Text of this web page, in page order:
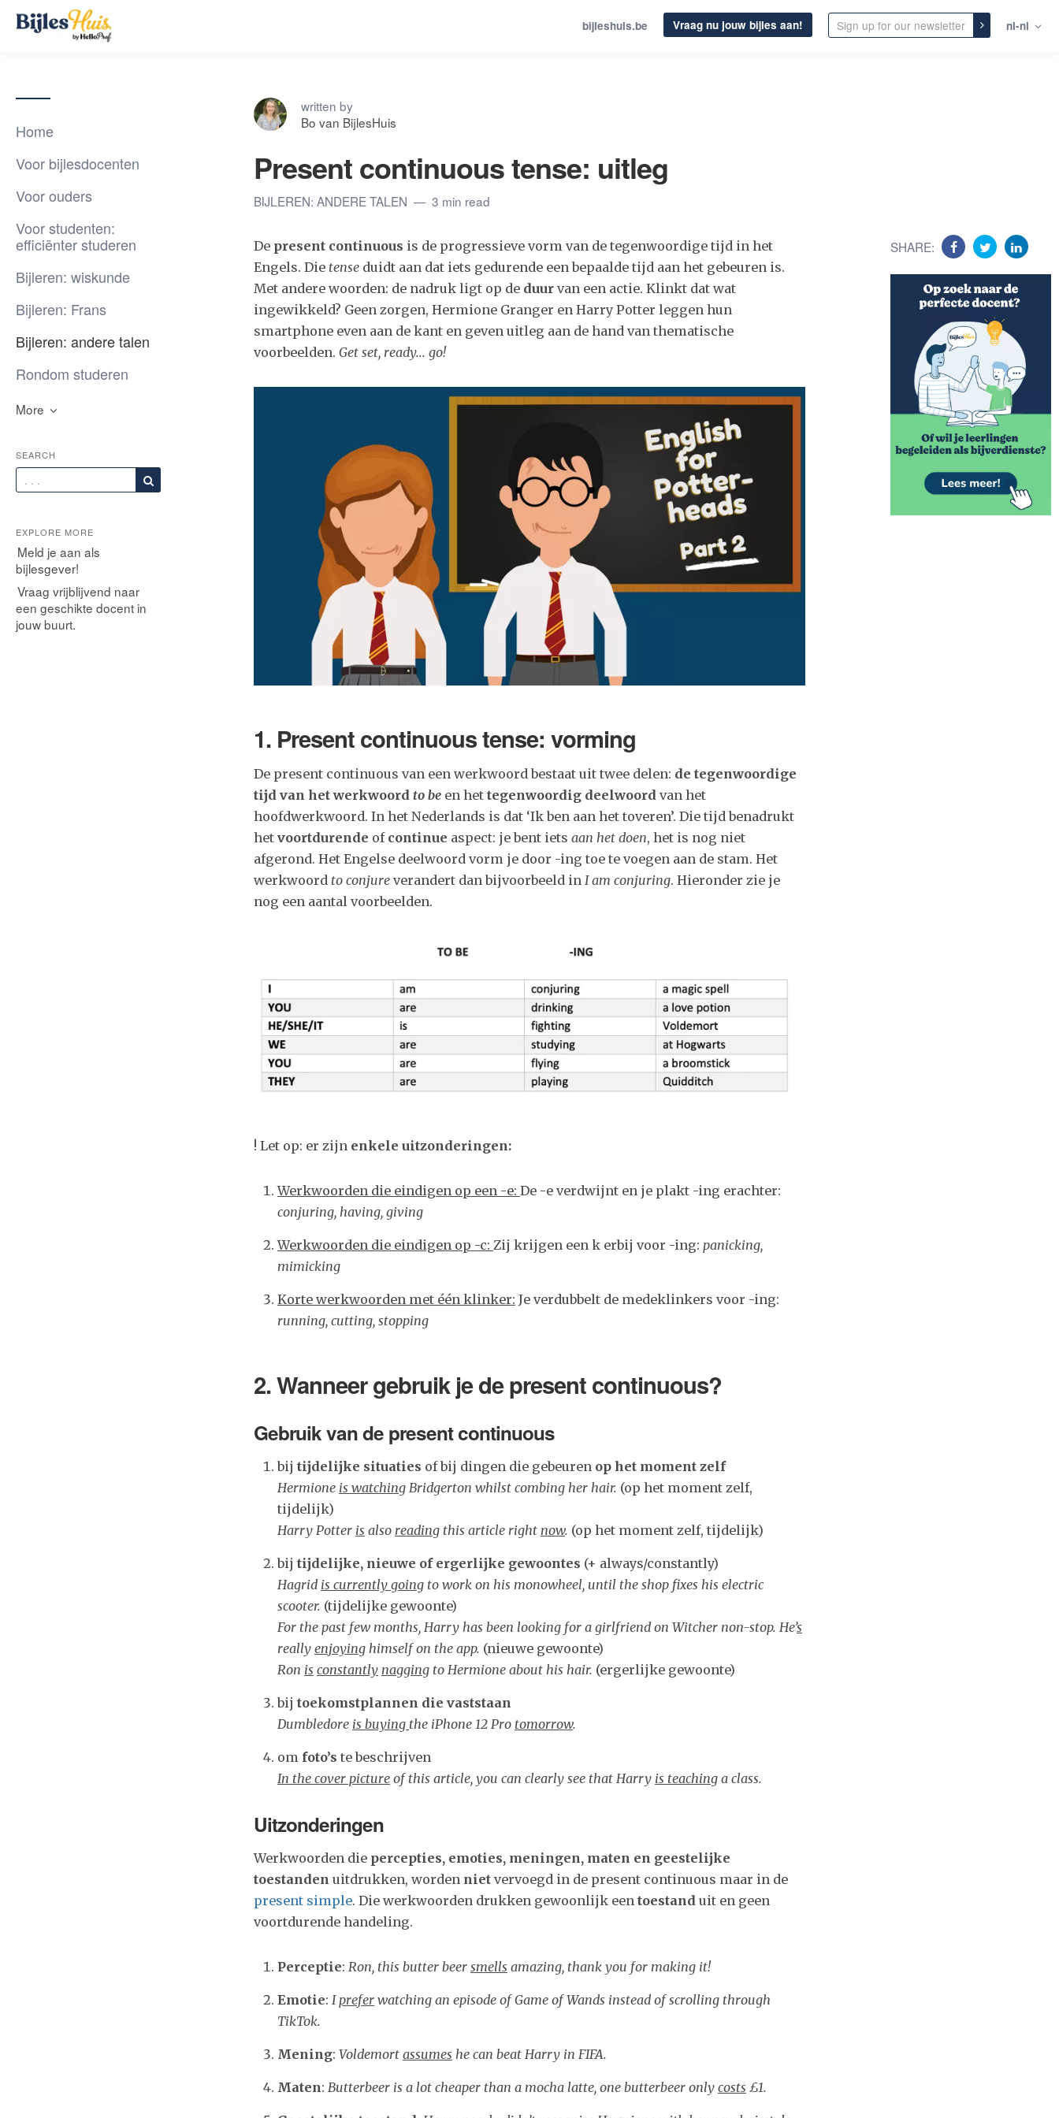
bijleshuis.be Vraag nu jouw bijles aan! nl-nl
Home
Voor bijlesdocenten
Voor ouders
Voor studenten:
efficiënter studeren
Bijleren: wiskunde
Bijleren: Frans
Bijleren: andere talen
Rondom studeren
More
SEARCH
EXPLORE MORE
Meld je aan als
bijlesgever!
Vraag vrijblijvend naar
een geschikte docent in
jouw buurt.
written by
Bo van BijlesHuis
Present continuous tense: uitleg
BIJLEREN: ANDERE TALEN 3 min read
De present continuous is de progressieve vorm van de tegenwoordige tijd in het
Engels. Die tense duidt aan dat iets gedurende een bepaalde tijd aan het gebeuren is.
Met andere woorden: de nadruk ligt op de duur van een actie. Klinkt dat wat
ingewikkeld? Geen zorgen, Hermione Granger en Harry Potter leggen hun
smartphone even aan de kant en geven uitleg aan de hand van thematische
voorbeelden. Get set, ready... go!
1. Present continuous tense: vorming
De present continuous van een werkwoord bestaat uit twee delen: de tegenwoordige
tijd van het werkwoord to be en het tegenwoordig deelwoord van het
hoofdwerkwoord. In het Nederlands is dat ‘Ik ben aan het toveren’. Die tijd benadrukt
het voortdurende of continue aspect: je bent iets aan het doen, het is nog niet
afgerond. Het Engelse deelwoord vorm je door -ing toe te voegen aan de stam. Het
werkwoord to conjure verandert dan bijvoorbeeld in I am conjuring. Hieronder zie je
nog een aantal voorbeelden.
! Let op: er zijn enkele uitzonderingen:
Werkwoorden die eindigen op een -e: De -e verdwijnt en je plakt -ing erachter:
conjuring, having, giving
Werkwoorden die eindigen op -c: Zij krijgen een k erbij voor -ing: panicking,
mimicking
Korte werkwoorden met één klinker: Je verdubbelt de medeklinkers voor -ing:
running, cutting, stopping
2.Wanneer gebruik je de present continuous?
Gebruikvan de present continuous
bij tijdelijke situaties of bij dingen die gebeuren op het moment zelf
Hermione is watching Bridgerton whilst combing her hair. (op het moment zelf,
tijdelijk)
Harry Potter is also reading this article right now. (op het moment zelf, tijdelijk)
bij tijdelijke, nieuwe of ergerlijke gewoontes (+ always/constantly)
Hagrid is currently going to work on his monowheel, until the shop fixes his electric
scooter. (tijdelijke gewoonte)
For the past few months, Harry has been looking for a girlfriend on Witcher non-stop. He’s
really enjoying himself on the app. (nieuwe gewoonte)
Ron is constantly nagging to Hermione about his hair. (ergerlijke gewoonte)
bij toekomstplannen die vaststaan
Dumbledore is buying the iPhone 12 Pro tomorrow.
om foto’s te beschrijven
In the cover picture of this article, you can clearly see that Harry is teaching a class.
Uitzonderingen
Werkwoorden die percepties, emoties, meningen, maten en geestelijke
toestanden uitdrukken, worden niet vervoegd in de present continuous maar in de
present simple. Die werkwoorden drukken gewoonlijk een toestand uit en geen
voortdurende handeling.
Perceptie: Ron, this butter beer smells amazing, thank you for making it!
Emotie: Iprefer watching an episode of Game of Wands instead of scrolling through
TikTok.
Mening: Voldemort assumes he can beat Harry in FIFA.
Maten: Butterbeer is a lot cheaper than a mocha latte, one butterbeer only costs £1.
SHARE: